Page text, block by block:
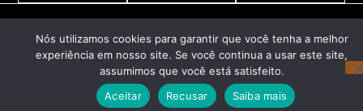
Nós utilizamos cookies para garantir que você tenha a melhor
experiência em nosso site. Se você continua a usar este site,
assumimos que você está satisfeito.
Aceitar
Recusar Saiba mais